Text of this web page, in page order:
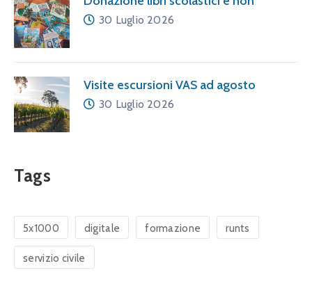
30 Luglio 2026
Visite escursioni VAS ad agosto
30 Luglio 2026
Tags
5x1000 digitale formazione runts
servizio civile